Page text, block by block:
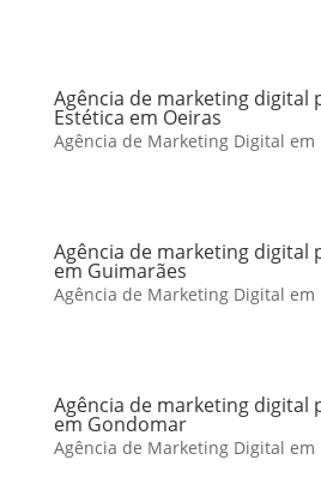
Agência de marketing digital
Estética em Oeiras
Agência de Marketing Digital em
Agência de marketing digital
em Guimarães
Agência de Marketing Digital em
Agência de marketing digital
em Gondomar
Agência de Marketing Digital em